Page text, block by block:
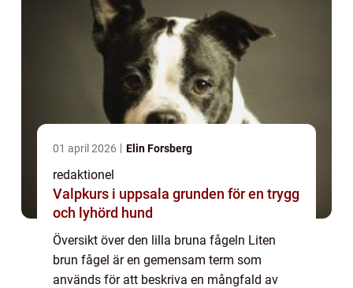
01 april 2026 Elin Forsberg
redaktionel
Valpkurs i uppsala grunden för en trygg
och lyhörd hund
Översikt över den lilla bruna fågeln Liten
brun fågel är en gemensam term som
används för att beskriva en mångfald av